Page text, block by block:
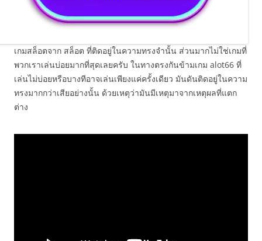
เกมสล็อตจาก สล็อต ที่ติดอยู่ในความทรงจำนั้น ส่วนมากไม่ใช่เกมที่
พวกเราเล่นบ่อยมากที่สุดเลยครับ ในทางตรงกันข้ามเกม alot66 ที่
เล่นไม่บ่อยหรือบางทีอาจเล่นเพียงแค่ครั้งเดียว มันดันติดอยู่ในความ
ทรงมากกว่าเสียอย่างนั้น ด้วยเหตุว่ามันมีเหตุมาจากเหตุผลที่แตก
ต่าง